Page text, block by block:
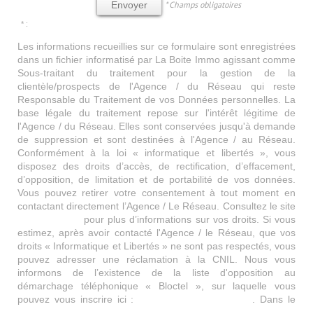
Envoyer * Champs obligatoires
* :
Les informations recueillies sur ce formulaire sont enregistrées
dans un fichier informatisé par La Boite Immo agissant comme
Sous-traitant du traitement pour la gestion de la
clientèle/prospects de l'Agence / du Réseau qui reste
Responsable du Traitement de vos Données personnelles. La
base légale du traitement repose sur l'intérêt légitime de
l'Agence / du Réseau. Elles sont conservées jusqu'à demande
de suppression et sont destinées à l'Agence / au Réseau.
Conformément à la loi « informatique et libertés », vous
disposez des droits d’accès, de rectification, d’effacement,
d’opposition, de limitation et de portabilité de vos données.
Vous pouvez retirer votre consentement à tout moment en
contactant directement l’Agence / Le Réseau. Consultez le site
pour plus d’informations sur vos droits. Si vous
estimez, après avoir contacté l'Agence / le Réseau, que vos
droits « Informatique et Libertés » ne sont pas respectés, vous
pouvez adresser une réclamation à la CNIL. Nous vous
informons de l’existence de la liste d'opposition au
démarchage téléphonique « Bloctel », sur laquelle vous
pouvez vous inscrire ici :
. Dans le